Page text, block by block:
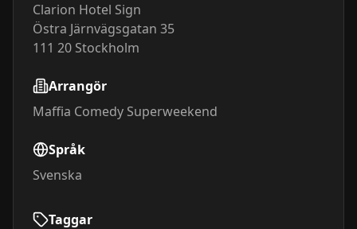
Clarion Hotel Sign
Östra Järnvägsgatan 35
111 20 Stockholm
Arrangör
Maffia Comedy Superweekend
Språk
Svenska
Taggar